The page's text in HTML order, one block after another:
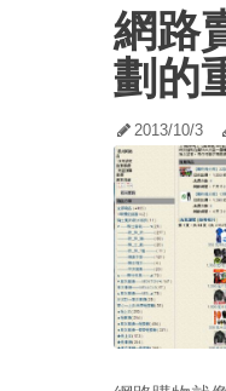
網路
劃的
2013/10/3